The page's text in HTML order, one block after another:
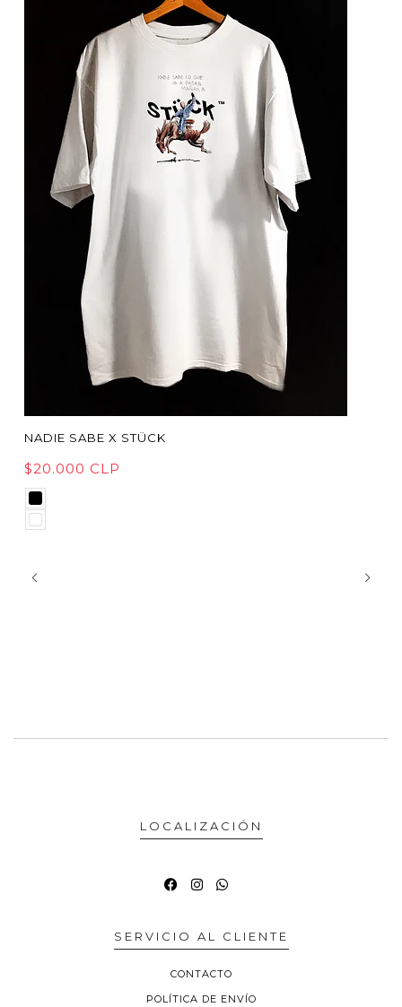
NADIE SABE X STÜCK
$20.000 CLP
LOCALIZACIÓN
SERVICIO AL CLIENTE
CONTACTO
POLÍTICA DE ENVÍO